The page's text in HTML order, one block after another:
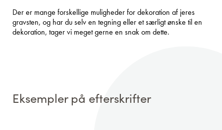
Der er mange forskellige muligheder for dekoration af jeres
gravsten, og har du selv en tegning eller et særligt ønske til en
dekoration, tager vi meget gerne en snak om dette.
Eksempler på efterskrifter